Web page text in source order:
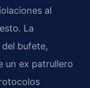
al
La
bufete,
un ex patrullero